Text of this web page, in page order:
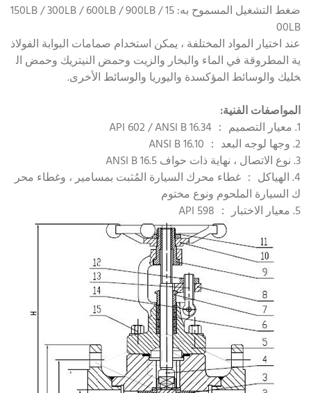
ضغط التشغيل المسموح به: 150LB / 300LB / 600LB / 900LB / 15
00LB
عند اختيار المواد المختلفة ، يمكن استخدام صمامات البوابة الفولاذ
ية المطروقة في الماء والبخار والزيت وحمض النيتريك وحمض ال
خليك والوسائط المؤكسدة واليوريا والوسائط الأخرى.
المواصفات الفنية:
1. معيار التصميم ： API 602 / ANSI B 16.34
2. وجها لوجه البعد ： ANSI B 16.10
3. نوع الاتصال ، نهاية ذات حواف ANSI B 16.5
4. الهياكل ： غطاء محرك السيارة المُثبت بمسامير ، وغطاء محر
ك السيارة الملحوم ونوع مختوم
5. معيار الاختبار ： API 598